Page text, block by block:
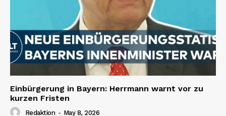
Einbürgerung in Bayern: Herrmann warnt vor zu
kurzen Fristen
Redaktion - May 8, 2026